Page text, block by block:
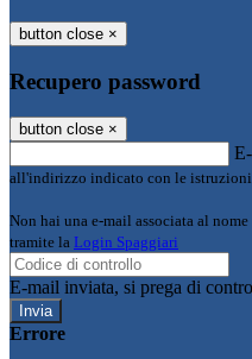
button close ×
Recupero password
button close ×
all'indirizzo indicato con le istruzioni
Non hai una e-mail associata al
tramite la Login Spaggiari
E-mail inviata, si prega di
Errore